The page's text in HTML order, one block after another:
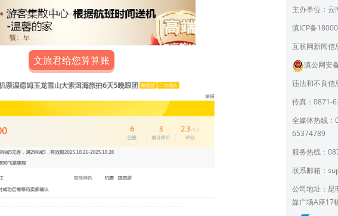
文旅君给您算算账
育厅
陕西省文化
青海省文化
北京市文
员会
主办单位：云
滇ICP备
互联网新闻
滇公网安
违法和不良
传真：0871-
全媒体热线
65374789
服务热线：
联系邮箱：
公司地址：昆
媒广场A座17